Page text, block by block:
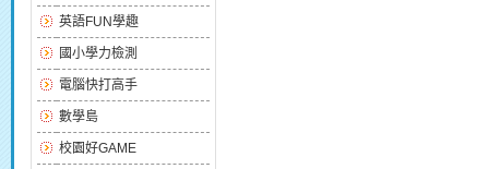
英語FUN學趣
國小學力檢測
電腦快打高手
數學島
校園好GAME